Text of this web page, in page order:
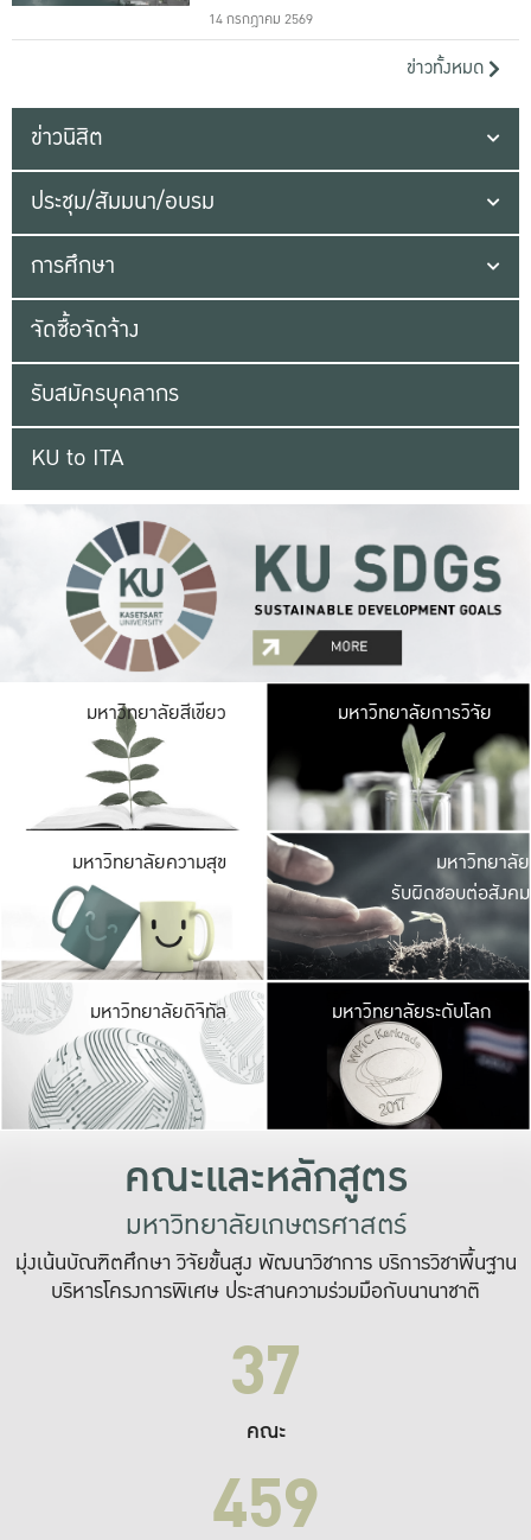
14 กรกฎาคม 2569
ข่าวทั้งหมด
ข่าวนิสิต
ประชุม/สัมมนา/อบรม
การศึกษา
จัดซื้อจัดจ้าง
รับสมัครบุคลากร
KU to ITA
มหาวิทยาลัยสีเขียว มหาวิ
มีพื้นที่เขียวสดใส
เป็นป่าในเมือง เกษต
มหาวิทยาลัยการวิจัย
มหาวิทยาลัยความสุข มหาวิ
ค
เปิดประ
และพบเรื่องราวใ
มหาวิทยาลัย
รับผิดชอบต่อสังคม
มหาวิทยาลัยดิจิทัล มหาวิ
เปลี่ยนแปลง แล
เพื่อทำง
ระบบสารสนเทศ
มหาวิทยาลัยระดับโลก
คณะและหลักสูตร
มหาวิทยาลัยเกษตรศาสตร์
มุ่งเน้นบัณฑิตศึกษา วิจัยขั้นสูง พัฒนาวิชาการ บริการวิชาพื้นฐาน
บริหารโครงการพิเศษ ประสานความร่วมมือกับนานาชาติ
37
คณะ
459